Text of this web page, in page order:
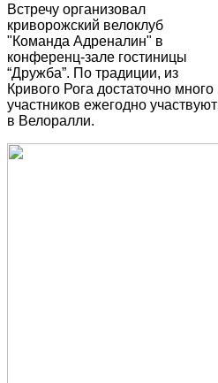
Встречу организовал
криворожский велоклуб
"Команда Адреналин" в
конференц-зале гостиницы
“Дружба”. По традиции, из
Кривого Рога достаточно много
участников ежегодно участвуют
в Велоралли.